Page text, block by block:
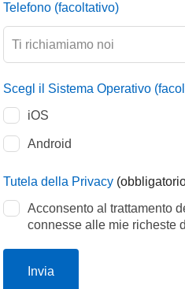
Telefono (facoltativo)
Scegl il Sistema Operativo
iOS
Android
Tutela della Privacy
Acconsento al trattamento
connesse alle mie richeste
Invia